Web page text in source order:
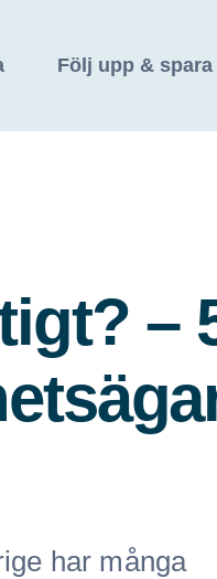
Följ upp & spara
–
har många